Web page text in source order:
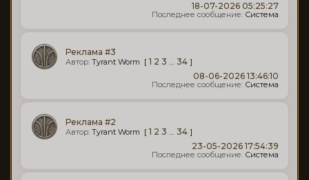
18-07-2026 05:25:27
Система
Реклама #3
Tyrant Worm [ 1 2 3 34 ]
08-06-2026 13:46:10
Система
Реклама #2
Tyrant Worm [ 1 2 3 34 ]
23-05-2026 17:54:39
Система